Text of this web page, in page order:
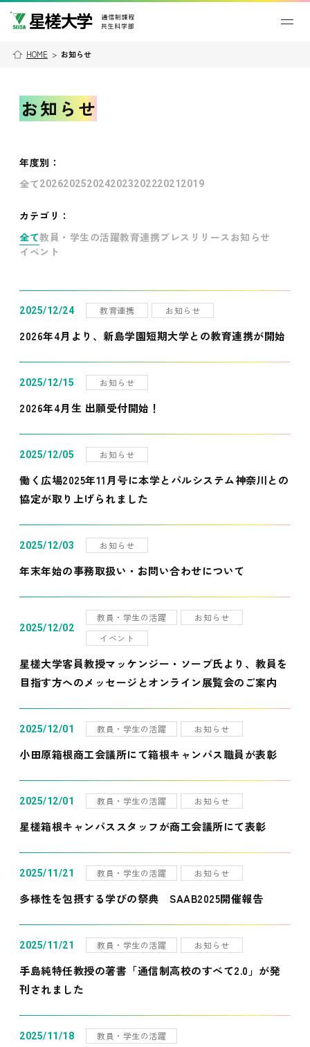
HOME > お知らせ
お知らせ
年度別 ：
全て202620252024202320222021 2019
カテゴリ：
全て教員・学生の活躍教育連携プレスリリース お知らせ
イベント
2025/12/24 教育連携 お知らせ
2026年4月より、新島学園短期大学との教育連携が開始
2025/12/15 お知らせ
2026年4月生 出願受付開始！
2025/12/05 お知らせ
働く広場2025年11月号に本学とパルシステム神奈川との
協定が取り上げられました
2025/12/03 お知らせ
年末年始の事務取扱い・お問い合わせについて
2025/12/02
教員・学生の活躍
お知らせ
イベント
星槎大学客員教授マッケンジー・ソープ氏より、教員を
目指す方へのメッセージとオンライン展覧会のご案内
2025/12/01 教員・学生の活躍 お知らせ
小田原箱根商工会議所にて箱根キャンパス職員が表彰
2025/12/01 教員・学生の活躍 お知らせ
星槎箱根キャンパススタッフが商工会議所にて表彰
2025/11/21 教員・学生の活躍 お知らせ
多様性を包摂する学びの祭典 SAAB2025開催報告
2025/11/21 教員・学生の活躍 お知らせ
手島純特任教授の著書「通信制高校のすべて2.0」が発
刊されました
2025/11/18 教員・学生の活躍